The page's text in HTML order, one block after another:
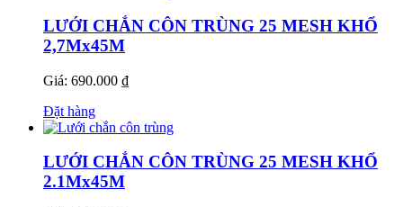
LƯỚI CHẮN CÔN TRÙNG 25 MESH KHỔ
2,7Mx45M
Giá: 690.000 ₫
Đặt hàng
LƯỚI CHẮN CÔN TRÙNG 25 MESH KHỔ
2.1Mx45M